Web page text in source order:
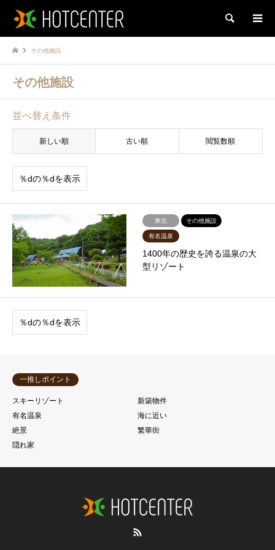
検索
その他施設
その他施設
並べ替え条件
新しい順 古い順 閲覧数順
％dの％dを表示
東北 その他施設
有名温泉
1400年の歴史を誇る温泉の大
型リゾート
％dの％dを表示
一推しポイント
スキーリゾート
新築物件
有名温泉
海に近い
絶景
繁華街
隠れ家